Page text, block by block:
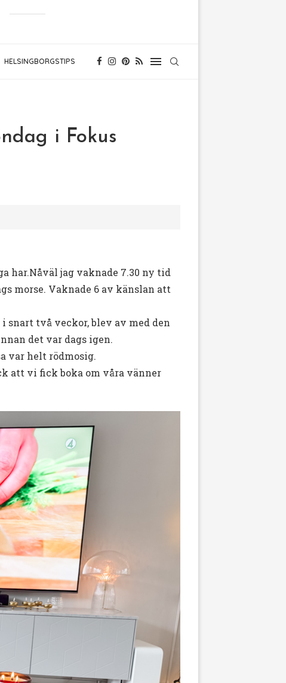
HELSINGBORGSTIPS
i Fokus
har.Nåväl jag vaknade 7.30 ny tid
morse. Vaknade 6 av känslan att
snart två veckor, blev av med den
det var dags igen.
var helt rödmosig.
att vi fick boka om våra vänner